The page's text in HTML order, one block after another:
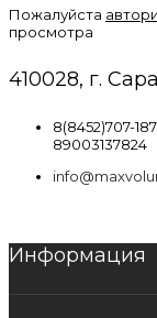
Пожалуйста
просмотра
410028, г.
8(8452)707-187
89003137824
Информация